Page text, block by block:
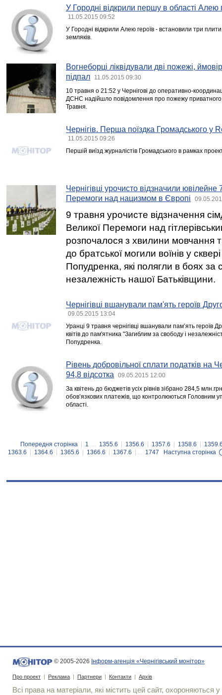
У Городні відкрили першу в області Алею
11.05.2015 09:52
У Городні відкрили Алею героїв - встановили три
земляків.
Вогнеборці ліквідували дві пожежі,
підпал
11.05.2015 09:30
10 травня о 21:52 у Чернігові до оперативно-
ДСНС надійшло повідомлення про пожежу приватного
Травня.
Чернігів. Перша поїздка Громадського у
11.05.2015 09:26
Першій виїзд журналістів Громадського в рамках
Чернігівці урочисто відзначили ювілейне
Перемоги над нацизмом в Європі
9 травня урочисте відзначення
Великої Перемоги над
розпочалося з хвилини мовчання
до братської могили воїнів у
Попудренка, які полягли в боях за
незалежність нашої Батьківщини.
Чернігівці вшанували пам'ять героїв
09.05.2015 13:04
Уранці 9 травня чернігівці вшанували пам’ять героїв
квітів до пам'ятника "Загиблим за свободу і
Попудренка.
Рівень добровільної сплати податків на
94,8 відсотка
09.05.2015 12:00
За квітень до бюджетів усіх рівнів зібрано 284,5
обов’язкових платежів, що контролюються Головним
області.
Попередня сторінка 1 ... 1355.6 1356.6 1357.6 1358.6
1363.6
1364.6 1365.6 1366.6 1367.6 | ... 1747 Наступна сторінка
© 2005-2026 Інформ-агенція «Чернігівський монітор»
Про проект | Реклама | Партнери | Контакти | Архів
Всі права на матеріали, які містить цей сайт, охороняються у